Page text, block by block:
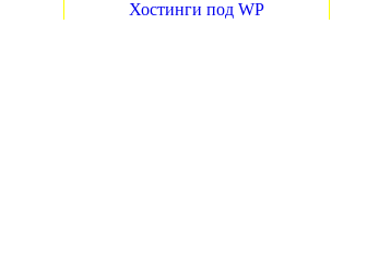
Хостинги под WP